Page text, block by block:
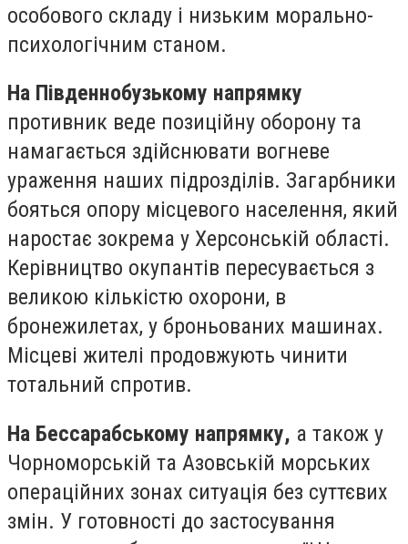
особового складу і низьким морально-
психологічним станом.
На Південнобузькому напрямку
противник веде позиційну оборону та
намагається здійснювати вогневе
ураження наших підрозділів. Загарбники
бояться опору місцевого населення, який
наростає зокрема у Херсонській області.
Керівництво окупантів пересувається з
великою кількістю охорони, в
бронежилетах, у броньованих машинах.
Місцеві жителі продовжують чинити
тотальний спротив.
На Бессарабському напрямку, а також у
Чорноморській та Азовській морських
операційних зонах ситуація без суттєвих
змін. У готовності до застосування